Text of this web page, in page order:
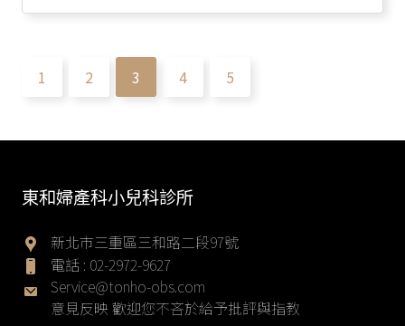
1 2 3 4 5
東和婦產科小兒科診所
新北市三重區三和路二段97號
電話 : 02-2972-9627
Service@tonho-obs.com
意見反映 歡迎您不吝於給予批評與指教